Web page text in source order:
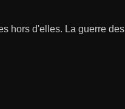
hors d'elles. La guerre des